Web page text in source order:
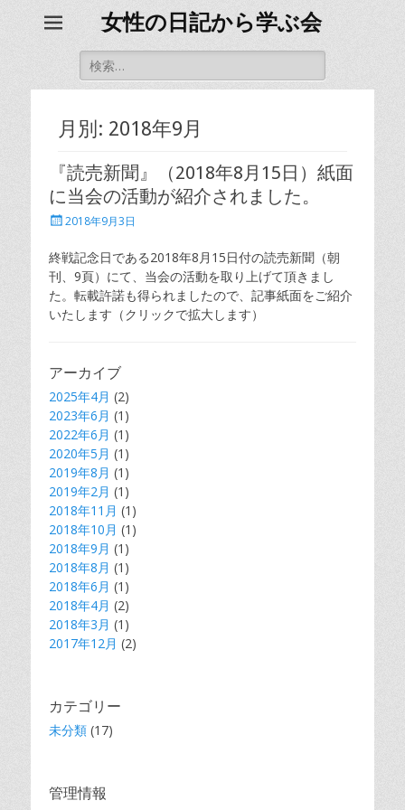
女性の日記から学ぶ会
検
索
象:
月別: 2018年9月
『読売新聞』（2018年8月15日）紙面
に当会の活動が紹介されました。
投
日
2018年9月3日
終戦記念日である2018年8月15日付の読売新聞（朝
刊、9頁）にて、当会の活動を取り上げて頂きまし
た。転載許諾も得られましたので、記事紙面をご紹介
いたします（クリックで拡大します）
アーカイブ
2025年4月 (2)
2023年6月 (1)
2022年6月 (1)
2020年5月 (1)
2019年8月 (1)
2019年2月 (1)
2018年11月 (1)
2018年10月 (1)
2018年9月 (1)
2018年8月 (1)
2018年6月 (1)
2018年4月 (2)
2018年3月 (1)
2017年12月 (2)
カテゴリー
未分類 (17)
管理情報